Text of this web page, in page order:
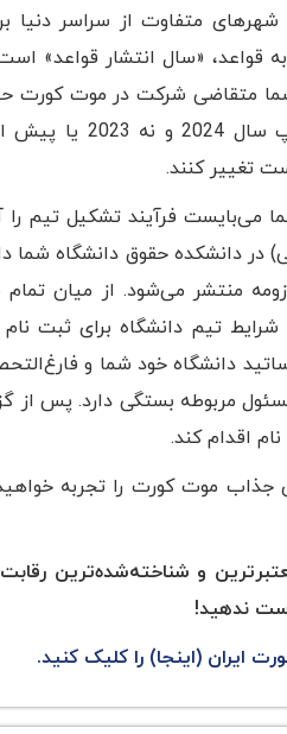
متفاوت از سراسر دنیا
قواعد، «سال انتشار قواعد»
هستید، می‌بایست
تغییر کنند.
می‌بایست فرآیند تشکیل تیم
در دانشکده حقوق دانشگاه شما
منتشر می‌شود. از میان
تیم دانشگاه برای ثبت
اساتید دانشگاه خود شما و
مسئول مربوطه بستگی دارد. پس
اقدام کند.
جذاب موت کورت را تجربه
و شناخته‌شده‌ترین
ندهید!
ایران (اینجا) را کلیک کنید.